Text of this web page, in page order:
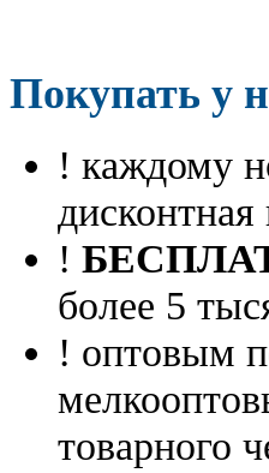
Покупать у
! каждому
!
более 5
! оптовым
товарного